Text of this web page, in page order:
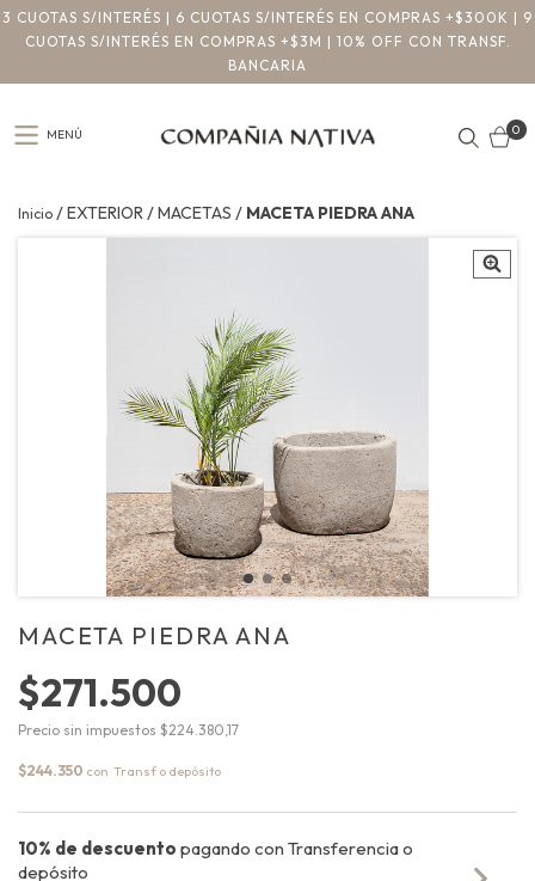
3 CUOTAS S/INTERÉS | 6 CUOTAS S/INTERÉS EN COMPRAS +$300K | 9
CUOTAS S/INTERÉS EN COMPRAS +$3M | 10% OFF CON TRANSF.
BANCARIA
MENÚ 0
Inicio /EXTERIOR/MACETAS / MACETA PIEDRA ANA
MACETA PIEDRA ANA
$271.500
Precio sin impuestos $224.380,17
$244.350 con
10% de descuento pagando con Transferencia o
depósito